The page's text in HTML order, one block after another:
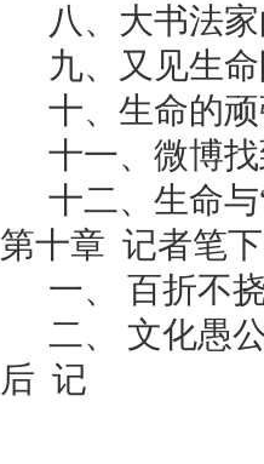
八、大书法
九、又见生
十、生命的
十一、微博
十二、生命
第十章 记者笔
一、 百折不
二、 文化愚
后 记